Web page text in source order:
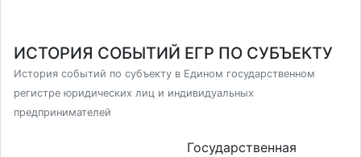
ИСТОРИЯ СОБЫТИЙ ЕГР ПО СУБЪЕКТУ
История событий по субъекту в Едином государственном
регистре юридических лиц и индивидуальных
предпринимателей
Государственная